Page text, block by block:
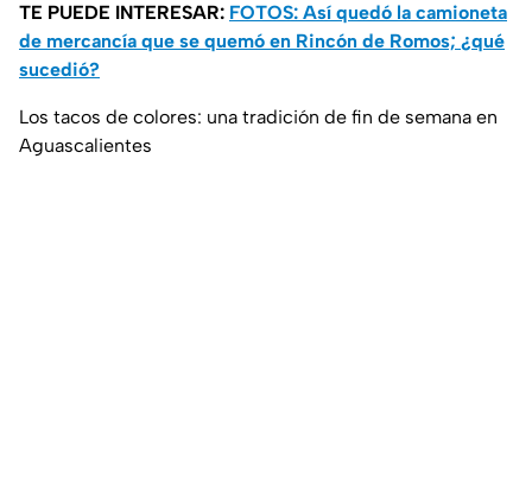
TE PUEDE INTERESAR: FOTOS: Así quedó la camioneta
de mercancía que se quemó en Rincón de Romos; ¿qué
sucedió?
Los tacos de colores: una tradición de fin de semana en
Aguascalientes